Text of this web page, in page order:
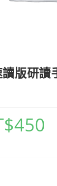
版研讀
450